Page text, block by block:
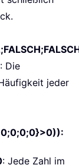
: Die
jeder
: Jede Zahl im